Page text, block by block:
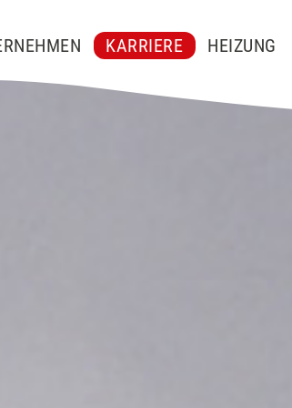
KARRIERE HEIZUNG